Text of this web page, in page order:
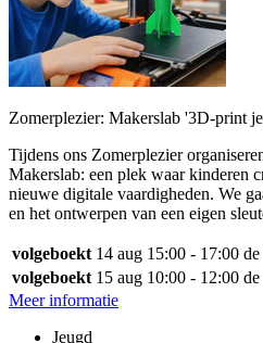
Zomerplezier: Makerslab '3D-print
Tijdens ons Zomerplezier
Makerslab: een plek waar kinderen
nieuwe digitale vaardigheden. We
en het ontwerpen van een eigen
volgeboekt 14 aug 15:00 - 17:00
volgeboekt 15 aug 10:00 - 12:00
Meer informatie
Jeugd